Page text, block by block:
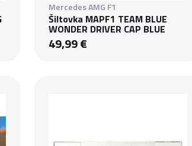
Mercedes AMG F1
Šiltovka MAPF1 TEAM BLUE
WONDER DRIVER CAP BLUE
49,99 €